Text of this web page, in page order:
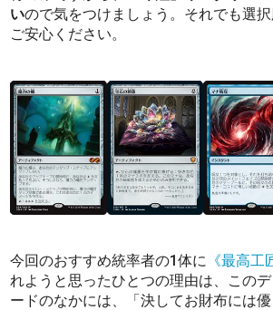
いので気をつけましょう。それでも選
ご安心ください。
今回のおすすめ統率者の1体に 《最高工
れようと思ったひとつの理由は、この
ードのなかには、「決してお財布には